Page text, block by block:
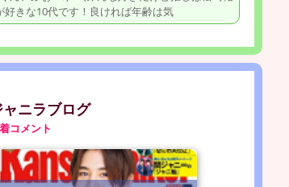
好きな10代です！良ければ年齢は気
ャニラブログ
コメント